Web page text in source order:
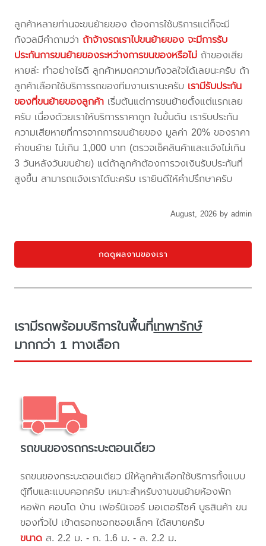
ลูกค้าหลายท่านจะขนย้ายของ ต้องการใช้บริการแต่ก็จะมี
กังวลมีคำถามว่า ถ้าจ้างรถเราไปขนย้ายของ จะมีการรับ
ประกันการขนย้ายของระหว่างการขนของหรือไม่ ถ้าของเสีย
หายล่ะ ทำอย่างไรดี ลูกค้าหมดความกังวลใจได้เลยนะครับ ถ้า
ลูกค้าเลือกใช้บริการรถของทีมงานเรานะครับ เรามีรับประกัน
ของที่ขนย้ายของลูกค้า เริ่มต้นแต่การขนย้ายตั้งแต่แรกเลย
ครับ เนื่องด้วยเราให้บริการราคาถูก ในขั้นต้น เรารับประกัน
ความเสียหายที่การจากการขนย้ายของ มูลค่า 20% ของราคา
ค่าขนย้าย ไม่เกิน 1,000 บาท (ตรวจเช็คสินค้าและแจ้งไม่เกิน
3 วันหลังวันขนย้าย) แต่ถ้าลูกค้าต้องการวงเงินรับประกันที่
สูงขึ้น สามารถแจ้งเราได้นะครับ เรายินดีให้คำปรึกษาครับ
August, 2026 by admin
กดดูผลงานของเรา
เรามีรถพร้อมบริการในพื้นที่เทพารักษ์
มากกว่า 1 ทางเลือก
รถขนของรถกระบะตอนเดียว
รถขนของกระบะตอนเดียว มีให้ลูกค้าเลือกใช้บริการทั้งแบบ
ตู้ทึบและแบบคอกครับ เหมาะสำหรับงานขนย้ายห้องพัก
หอพัก คอนโด บ้าน เฟอร์นิเจอร์ มอเตอร์ไซค์ บูธสินค้า ขน
ของทั่วไป เข้าตรอกซอกซอยเล็กๆ ได้สบายครับ
ขนาด ส. 2.2 ม. - ก. 1.6 ม. - ล. 2.2 ม.